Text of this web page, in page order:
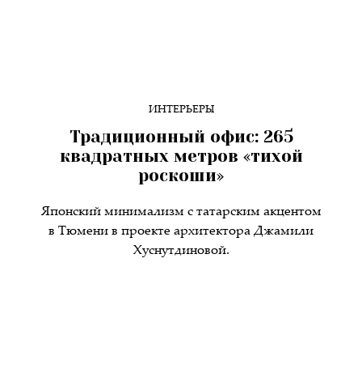
ИНТЕРЬЕРЫ
Традиционный офис: 265
квадратных метров «тихой
роскоши»
Японский минимализм с татарским акцентом
в Тюмени в проекте архитектора Джамили
Хуснутдиновой.